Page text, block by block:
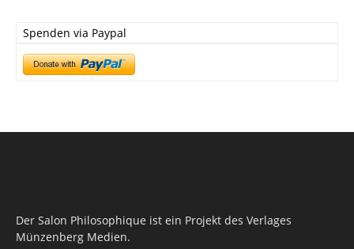
Spenden via Paypal
Der Salon Philosophique ist ein Projekt des Verlages
Münzenberg Medien.